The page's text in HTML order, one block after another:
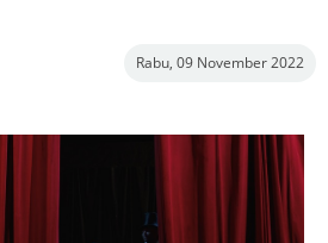
Rabu, 09 November 2022